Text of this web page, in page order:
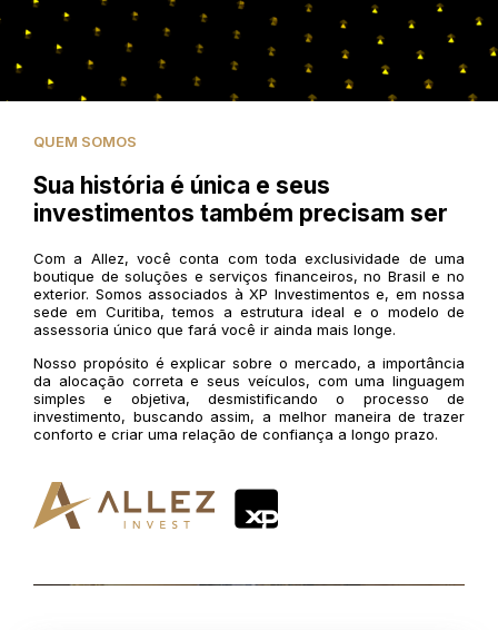
QUEM SOMOS
Sua história é única e seus
investimentos também precisam ser
Com a Allez, você conta com toda exclusividade de uma
boutique de soluções e serviços financeiros, no Brasil e no
exterior. Somos associados à XP Investimentos e, em nossa
sede em Curitiba, temos a estrutura ideal e o modelo de
assessoria único que fará você ir ainda mais longe.
Nosso propósito é explicar sobre o mercado, a importância
da alocação correta e seus veículos, com uma linguagem
simples e objetiva, desmistificando o processo de
investimento, buscando assim, a melhor maneira de trazer
conforto e criar uma relação de confiança a longo prazo.